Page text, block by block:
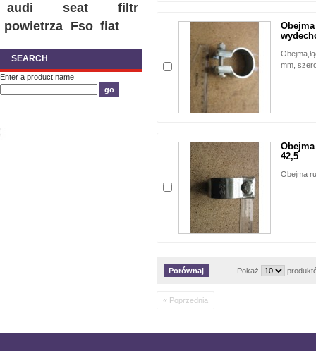
audi
seat
filtr
powietrza Fso fiat
SEARCH
Enter a product name
mm,
42,5
Obejma
Pokaż
« Poprzednia